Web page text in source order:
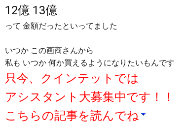
12億 13億
って 金額だったといってました
いつか この画商さんから
私も いつか 何か買えるようになりたいもんです
只今、クインテットでは
アシスタント大募集中です！！
こちらの記事を読んでね